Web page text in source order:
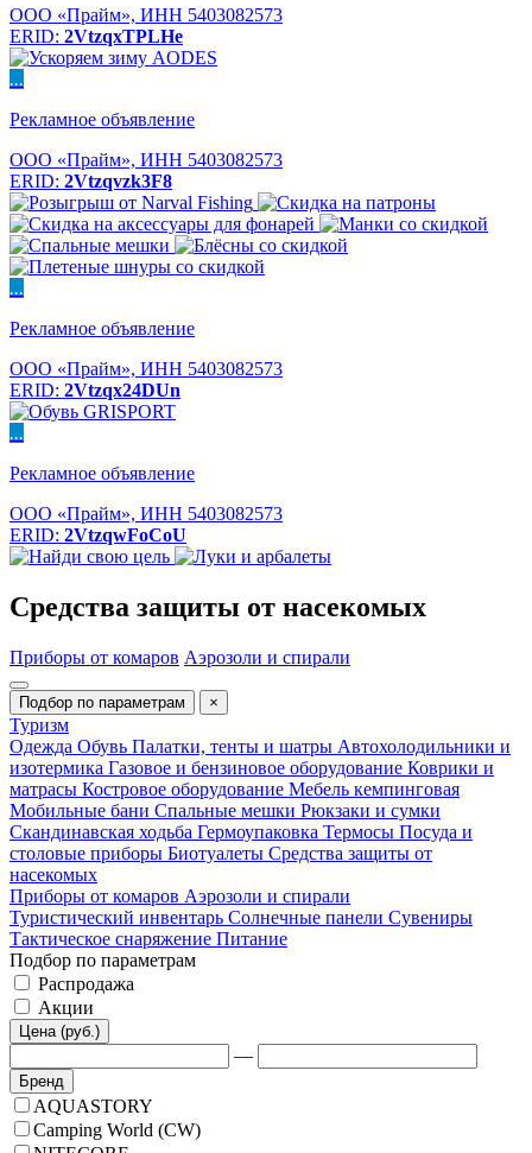
ООО «Прайм», ИНН 5403082573
ERID: 2VtzqxTPLHe
...
Рекламное объявление
ООО «Прайм», ИНН 5403082573
ERID: 2Vtzqvzk3F8
...
Рекламное объявление
ООО «Прайм», ИНН 5403082573
ERID: 2Vtzqx24DUn
...
Рекламное объявление
ООО «Прайм», ИНН 5403082573
ERID: 2VtzqwFoCoU
Средства защиты от насекомых
Приборы от комаров Аэрозоли и спирали
Подбор по параметрам ×
Туризм
Одежда Обувь Палатки, тенты и шатры Автохолодильники и
изотермика Газовое и бензиновое оборудование Коврики и
матрасы Костровое оборудование Мебель кемпинговая
Мобильные бани Спальные мешки Рюкзаки и сумки
Скандинавская ходьба Гермоупаковка Термосы Посуда и
столовые приборы Биотуалеты Средства защиты от
насекомых
Приборы от комаров Аэрозоли и спирали
Туристический инвентарь Солнечные панели Сувениры
Тактическое снаряжение Питание
Подбор по параметрам
Распродажа
Акции
Цена (руб.)
—
Бренд
AQUASTORY
Camping World (CW)